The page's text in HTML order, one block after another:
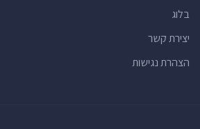
בלוג
יצירת קשר
הצהרת נגישות